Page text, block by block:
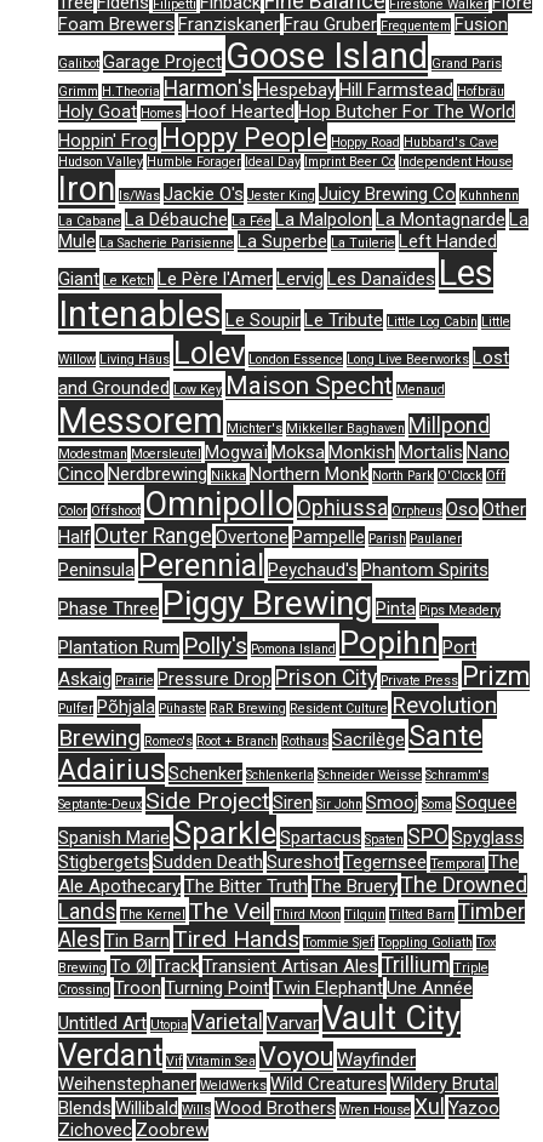
Filipetti Firestone Walker
Foam Brewers FranziskanerFrau Gruber Frequentem Fusion
Galibot Garage Project Goose Island
Grand Paris
Grimm H.Theoria Harmon's HespebayHill Farmstead Hofbräu
Holy Goat Homes Hoof Hearted Hop Butcher For The World
Hoppin' Frog Hoppy People Hoppy Road Hubbard's Cave
Hudson Valley Humble Forager Ideal Day Imprint Beer Co Independent House
Iron Is/Was Jackie O's Jester King Juicy Brewing Co Kuhnhenn
La Cabane La Débauche La Fée La Malpolon La Montagnarde La
Mule La Sacherie Parisienne La Superbe La Tuilerie Left Handed
Giant Le Ketch Le Père l'AmerLervig Les Danaïdes Les
Intenables Le SoupirLe Tribute Little Log Cabin Little
Willow Living Häus Lolev London Essence Long Live Beerworks Lost
and Grounded Low Key Maison Specht Menaud
Messorem Michter's Mikkeller Baghaven Millpond
Modestman Moersleutel MogwaïMoksaMonkish Mortalis Nano
Cinco Nerdbrewing Nikka Northern Monk North Park O'Clock Off
Color Offshoot Omnipollo Ophiussa Orpheus Oso Other
Half Outer Range Overtone Pampelle Parish Paulaner
Peninsula Perennial Peychaud's Phantom Spirits
Phase Three Piggy Brewing Pinta Pips Meadery
Plantation Rum Polly's Pomona Island Popihn Port
Askaig Prairie Pressure Drop Prison City Private Press Prizm
Pulfer Põhjala Pühaste RaR Brewing Resident Culture Revolution
Brewing Romeo's Root + Branch Rothaus Sacrilège Sante
Adairius Schenker Schlenkerla Schneider Weisse Schramm's
Septante-Deux Side ProjectSiren Sir John Smooj Soma Soquee
Spanish Marie SparkleSpartacus Spaten SPO Spyglass
Stigbergets Sudden Death SureshotTegernsee Temporal The
Ale ApothecaryThe Bitter Truth The BrueryThe Drowned
Lands The Kernel The Veil Third Moon Tilquin Tilted Barn Timber
Ales Tin Barn Tired Hands Tommie Sjef Toppling Goliath Tox
Brewing To Øl TrackTransient Artisan Ales Trillium Triple
Crossing Troon Turning PointTwin ElephantUne Année
Untitled Art Utopia Varietal VarvarVault City
Verdant Vif Vitamin Sea Voyou Wayfinder
Weihenstephaner WeldWerks Wild Creatures Wildery Brutal
Blends Willibald Wills Wood Brothers Wren House Xul Yazoo
Zichovec Zoobrew